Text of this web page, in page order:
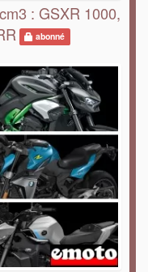
: GSXR 1000,
abonné